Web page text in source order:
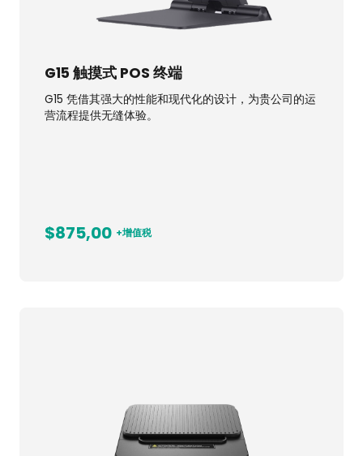
G15 触摸式 POS 终端
G15 凭借其强大的性能和现代化的设计，为贵公司的运
营流程提供无缝体验。
$875,00 +增值税